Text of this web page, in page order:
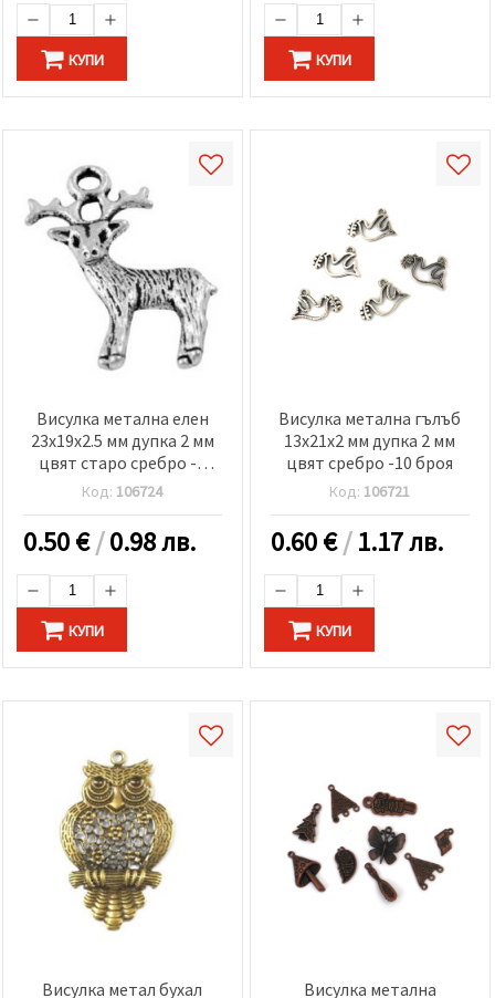
КУПИ КУПИ
Висулка метална елен
23x19x2.5 мм дупка 2 мм
цвят старо сребро -5
броя
Код: 106724
0.50€/0.98 лв.
КУПИ
Висулка метална гълъб
13x21x2 мм дупка 2 мм
цвят сребро -10 броя
Код: 106721
0.60€/1.17 лв.
КУПИ
Висулка метал бухал Висулка метална